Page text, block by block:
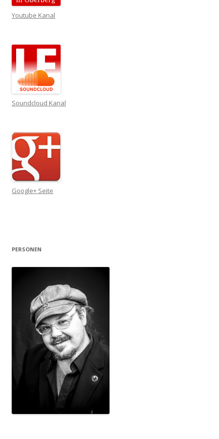
Youtube Kanal
Soundcloud Kanal
Google+ Seite
PERSONEN